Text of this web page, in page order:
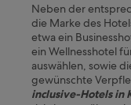
Neben der
die Marke des
etwa ein
ein Wellnesshotel
auswählen, sowie
gewünschte
inclusive-Hotels in